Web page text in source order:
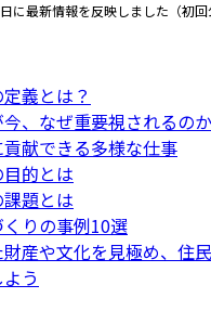
に最新情報を反映しました（初回
義とは？
、なぜ重要視されるの
献できる多様な仕事
的とは
題とは
りの事例10選
産や文化を見極め、住
う